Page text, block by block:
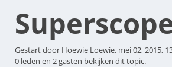
Gestart door Hoewie Loewie, mei 02, 2015,
0 leden en 2 gasten bekijken dit topic.